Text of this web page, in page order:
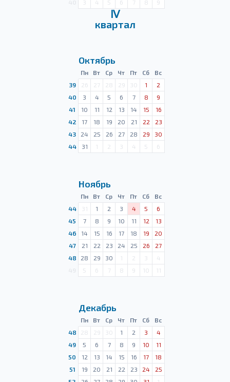
3 4 5 6 7 8 9
Ⅳ
квартал
Октябрь
Пн Вт Ср Чт Пт Сб
Вс
39
26 27 28 29 30 1
2
40
3 4 5 6 7 8
9
41
10 11 12 13 14 15
16
42
17 18 19 20 21 22
23
43
24 25 26 27 28 29
30
44
31 1 2 3 4 5 6
Ноябрь
Пн Вт Ср Чт Пт Сб
Вс
44
31 1 2 3 4 5
6
45
7 8 9 10 11 12
13
46
14 15 16 17 18 19
20
47
21 22 23 24 25 26
27
48
28 29 30 1 2 3
4
5 6 7 8 9 10 11
Декабрь
Пн Вт Ср Чт Пт Сб
Вс
48
28 29 30 1 2 3
4
49
5 6 7 8 9 10
11
50
12 13 14 15 16 17
18
51
19 20 21 22 23 24
25